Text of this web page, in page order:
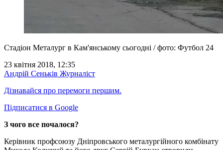
Стадіон Металург в Кам'янському сьогодні / фото: Футбол 24
23 квітня 2018, 12:35
Андрій Сеньків Журналіст
Дізнавайся про перемоги першим.
Підписатися в Google
З чого все почалося?
Керівник профсоюзу Дніпровського металургійного комбінату